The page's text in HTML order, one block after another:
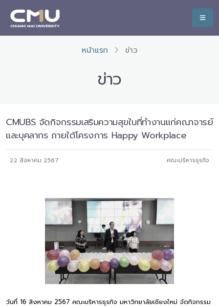
หน้าแรก ข่าว
ข่าว
CMUBS จัดกิจกรรมเสริมความสุขในที่ทำงานแก่คณาจารย์
และบุคลากร ภายใต้โครงการ Happy Workplace
22 สิงหาคม 2567 คณะบริหารธุรกิจ
วันที่ 16 สิงหาคม 2567 คณะบริหารธุรกิจ มหาวิทยาลัยเชียงใหม่ จัดกิจกรรม